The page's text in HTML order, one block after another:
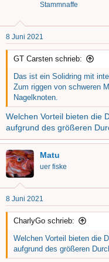
e
n
Stammnaffe
8 Juni 2021
GT Carsten schrieb:
Das ist ein Solidring mit
Zum riggen von schweren
Nagelknoten.
Welchen Vorteil bieten die
aufgrund des größeren
Matu
uer fiske
8 Juni 2021
CharlyGo schrieb:
Welchen Vorteil bieten die
aufgrund des größeren